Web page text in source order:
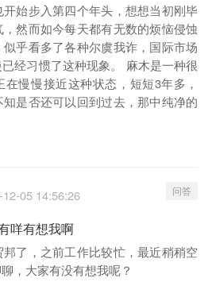
始步入第四个年头，想想当初刚毕
然而如今每天都有无数的烦恼侵蚀
乎看多了各种尔虞我诈，国际市场
经习惯了这种现象。 麻木是一种很
慢慢接近这种状态，短短3年多，
是否还可以回到过去，那中纯净的
12-05 14:56:26 问答
咩有想我啊
了，之前工作比较忙，最近稍稍空
，大家有没有想我呢？